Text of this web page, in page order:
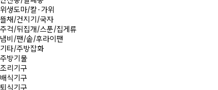
위생도마/칼·가위
뜰채/건지기/국자
주걱/뒤집개/스푼/집게류
냄비/팬/솥/후라이팬
기타/주방잡화
주방기물
조리기구
배식기구
퇴식기구